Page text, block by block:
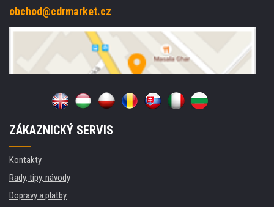
obchod@cdrmarket.cz
ZÁKAZNICKÝ SERVIS
Kontakty
Rady, tipy, návody
Dopravy a platby